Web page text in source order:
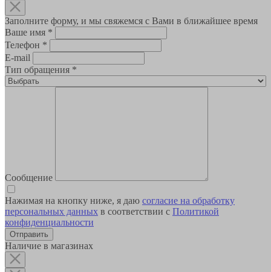
Заполните форму, и мы свяжемся с Вами в ближайшее время
Ваше имя *
Телефон *
E-mail
Тип обращения *
Сообщение
Нажимая на кнопку ниже, я даю согласие на обработку
персональных данных в соответствии с Политикой
конфиденциальности
Наличие в магазинах